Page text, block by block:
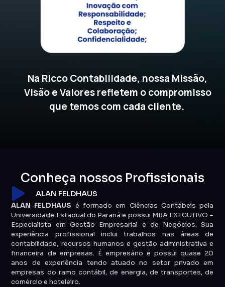
Na Ricco Contabilidade, nossa Missão,
Visão e Valores refletem o compromisso
que temos com cada cliente.
Conheça nossos Profissionais
ALAN FELDHAUS
ALAN FELDHAUS é formado em Ciências Contábeis pela
Universidade Estadual do Paraná e possui MBA EXECUTIVO –
Especialista em Gestão Empresarial e de Negócios. Sua
experiência profissional inclui trabalhos nas áreas de
contabilidade, recursos humanos e gestão administrativa e
financeira de empresas. É empresário e possui quase 20
anos de experiência tendo atuado no setor privado em
empresas do ramo contábil, de energia, de transportes, de
comércio e hoteleiro.